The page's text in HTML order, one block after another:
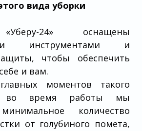
вида уборки
24» оснащены
инструментами и
чтобы обеспечить
и вам.
моментов такого
во время работы мы
количество
от голубиного помета,